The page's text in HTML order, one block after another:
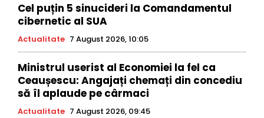
Cel puțin 5 sinucideri la Comandamentul
cibernetic al SUA
Actualitate 7 August 2026, 10:05
Ministrul userist al Economiei la fel ca
Ceaușescu: Angajați chemați din concediu
să îl aplaude pe cârmaci
Actualitate 7 August 2026, 09:45